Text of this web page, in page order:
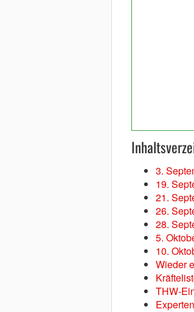
3.
19.
21.
26.
28.
5.
10.
Wieder
THW-